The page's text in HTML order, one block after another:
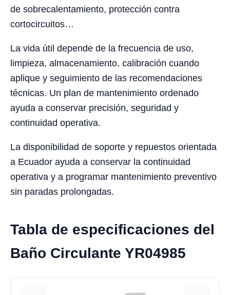
de sobrecalentamiento, protección contra
cortocircuitos…
La vida útil depende de la frecuencia de uso,
limpieza, almacenamiento, calibración cuando
aplique y seguimiento de las recomendaciones
técnicas. Un plan de mantenimiento ordenado
ayuda a conservar precisión, seguridad y
continuidad operativa.
La disponibilidad de soporte y repuestos orientada
a Ecuador ayuda a conservar la continuidad
operativa y a programar mantenimiento preventivo
sin paradas prolongadas.
Tabla de especificaciones del
Baño Circulante YR04985